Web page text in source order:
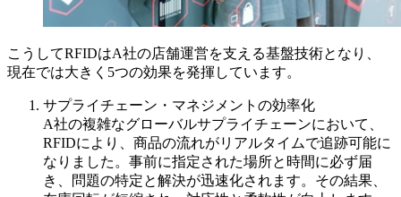
こうしてRFIDはA社の店舗運営を支える基盤技術となり、
現在では大きく5つの効果を発揮しています。
サプライチェーン・マネジメントの効率化
A社の複雑なグローバルサプライチェーンにおいて、
RFIDにより、商品の流れがリアルタイムで追跡可能に
なりました。事前に指定された場所と時間に必ず届
き、問題の特定と解決が迅速化されます。その結果、